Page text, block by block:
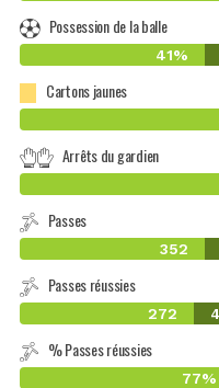
Possession de la balle
41%
Cartons jaunes
Arrêts du gardien
Passes
352
Passes réussies
272
% Passes réussies
77%